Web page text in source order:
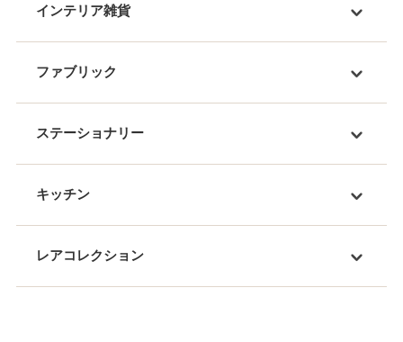
インテリア雑貨
ファブリック
ステーショナリー
キッチン
レアコレクション